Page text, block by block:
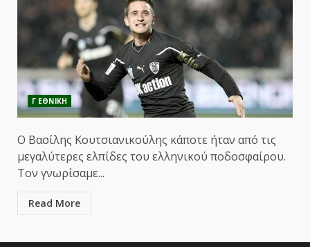
Γ ΕΘΝΙΚΗ
Ο Βασίλης Κουτσιανικούλης κάποτε ήταν από τις
μεγαλύτερες ελπίδες του ελληνικού ποδοσφαίρου.
Τον γνωρίσαμε...
Read More